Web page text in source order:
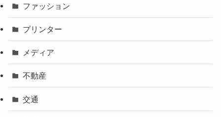
ファッション
プリンター
メディア
不動産
交通